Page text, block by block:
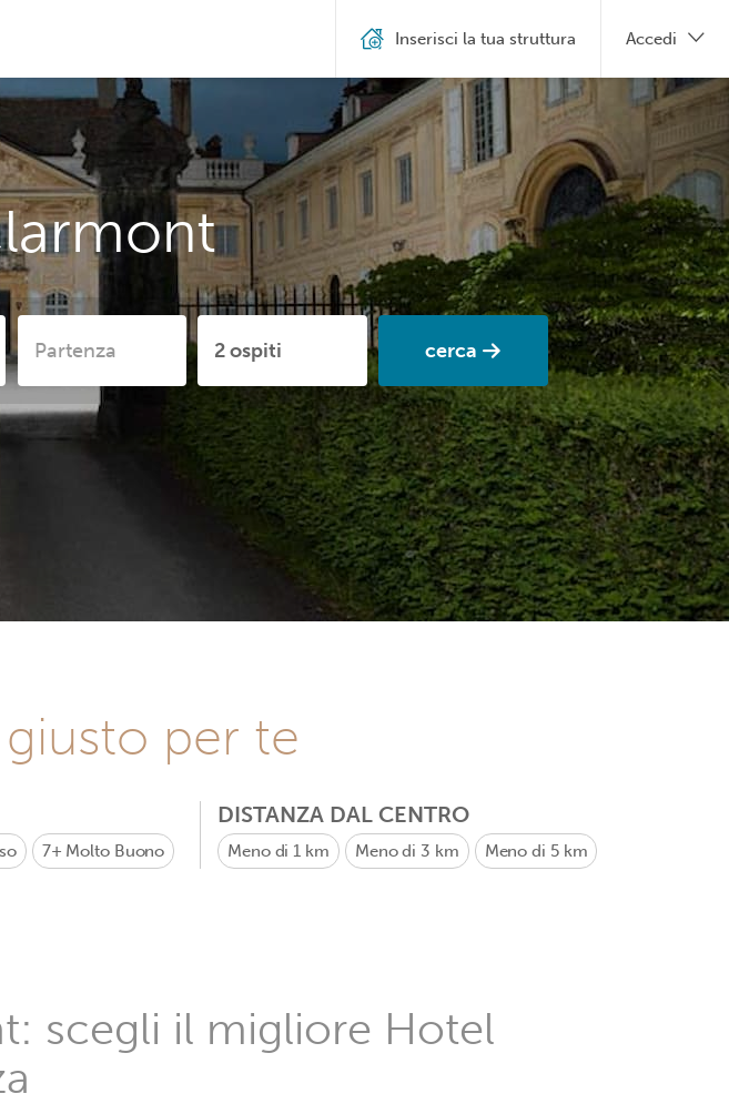
cerca
Inserisci la tua struttura Accedi
per te
7+ Molto Buono
DISTANZA DAL CENTRO
Meno di 1 km Meno di 3 km Meno di 5 km
scegli il migliore Hotel